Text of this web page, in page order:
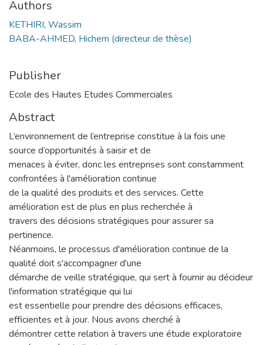
Authors
KETHIRI, Wassim
BABA-AHMED, Hichem (directeur de thèse)
Publisher
Ecole des Hautes Etudes Commerciales
Abstract
L’environnement de l’entreprise constitue à la fois une
source d’opportunités à saisir et de
menaces à éviter, donc les entreprises sont constamment
confrontées à l'amélioration continue
de la qualité des produits et des services. Cette
amélioration est de plus en plus recherchée à
travers des décisions stratégiques pour assurer sa
pertinence.
Néanmoins, le processus d'amélioration continue de la
qualité doit s'accompagner d'une
démarche de veille stratégique, qui sert à fournir au décideur
l'information stratégique qui lui
est essentielle pour prendre des décisions efficaces,
efficientes et à jour. Nous avons cherché à
démontrer cette relation à travers une étude exploratoire